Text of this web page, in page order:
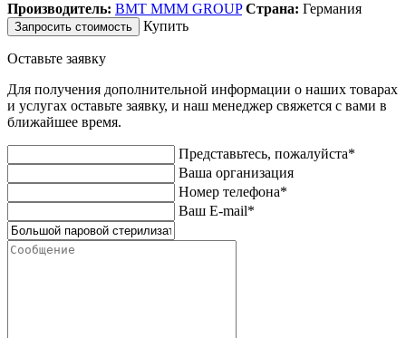
Производитель: BMT MMM GROUP Страна: Германия
Запросить стоимость Купить
Оставьте заявку
Для получения дополнительной информации о наших товарах
и услугах оставьте заявку, и наш менеджер свяжется с вами в
ближайшее время.
Представьтесь, пожалуйста*
Ваша организация
Номер телефона*
Ваш E-mail*